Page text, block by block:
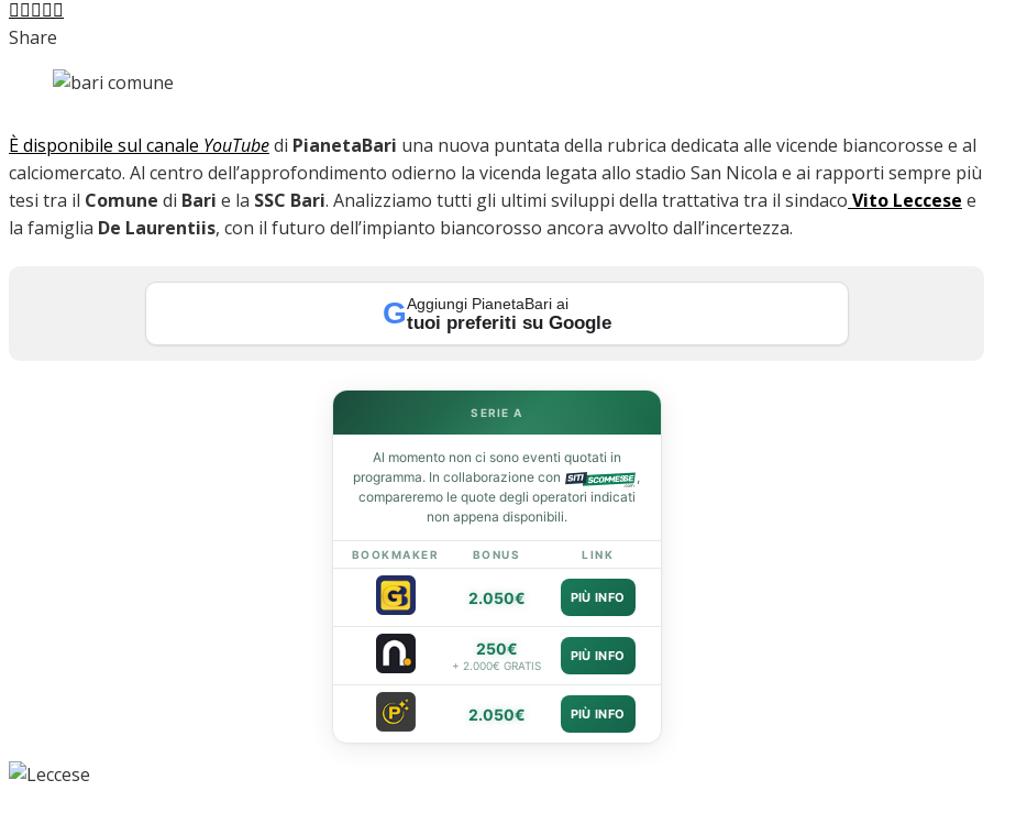
FOCUS
SERIE B
Facebook
Twitter
LinkedIn
Pinterest
Stumbleupon
Share
È disponibile sul canale YouTubedi PianetaBari una nuova puntata della rubrica dedicata alle vicende biancorosse e al
calciomercato. Al centro dell’approfondimento odierno la vicenda legata allo stadio San Nicola e ai rapporti sempre più
tesi tra il Comune di Bari e la SSC Bari. Analizziamo tutti gli ultimi sviluppi della trattativa tra il sindaco Vito Leccese e
la famiglia De Laurentiis, con il futuro dell’impianto biancorosso ancora avvolto dall’incertezza.
GAggiungi PianetaBari ai
tuoi preferiti su Google
SERIE A
Al momento non ci sono eventi quotati in
programma. In collaborazione con
,
compareremo le quote degli operatori indicati
non appena disponibili.
BOOKMAKER BONUS LINK
2.050€ PIÙ INFO
250€
+ 2.000€ GRATIS
PIÙ INFO
2.050€ PIÙ INFO